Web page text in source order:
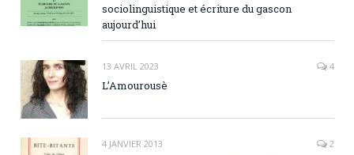
sociolinguistique et écriture du gascon
aujourd’hui
13 AVRIL 2023 4
L’Amourousè
4 JANVIER 2013 2